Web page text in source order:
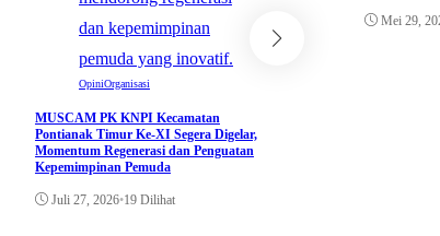
OpiniOrganisasi
MUSCAM PK KNPI Kecamatan
Pontianak Timur Ke-XI Segera Digelar,
Momentum Regenerasi dan Penguatan
Kepemimpinan Pemuda
Juli 27, 2026•19 Dilihat
Mei 29,